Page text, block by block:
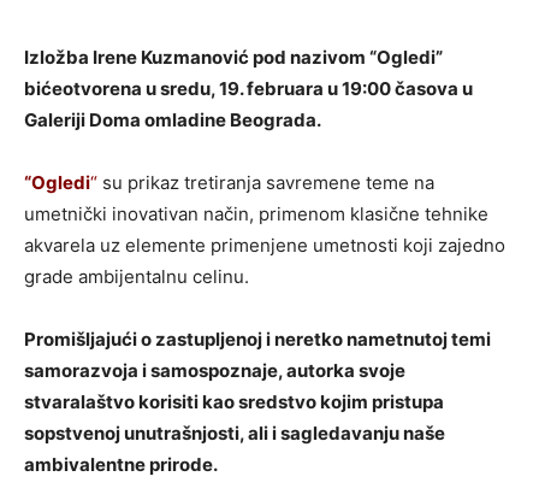
Izložba Irene Kuzmanović pod nazivom “Ogledi”
bićeotvorena u sredu, 19. februara u 19:00 časova u
Galeriji Doma omladine Beograda.
“Ogledi“ su prikaz tretiranja savremene teme na
umetnički inovativan način, primenom klasične tehnike
akvarela uz elemente primenjene umetnosti koji zajedno
grade ambijentalnu celinu.
Promišljajući o zastupljenoj i neretko nametnutoj temi
samorazvoja i samospoznaje, autorka svoje
stvaralaštvo korisiti kao sredstvo kojim pristupa
sopstvenoj unutrašnjosti, ali i sagledavanju naše
ambivalentne prirode.